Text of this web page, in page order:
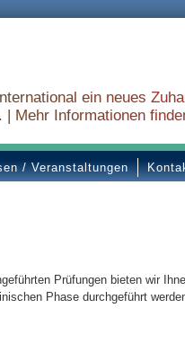
ein neues
| Mehr Informationen
/ Veranstaltungen
Prüfungen bieten wir
Phase durchgeführt